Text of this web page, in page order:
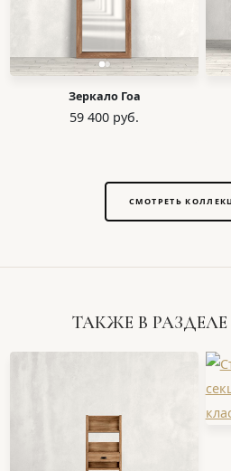
Зеркало Гоа
59 400 руб.
СМОТРЕТЬ
ТАКЖЕ В РАЗДЕЛЕ